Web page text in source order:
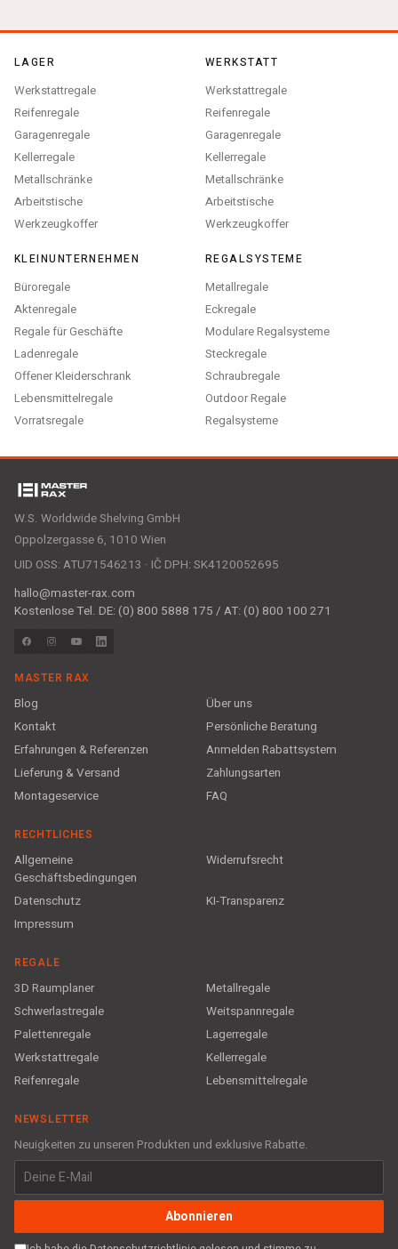
LAGER
Werkstattregale
Reifenregale
Garagenregale
Kellerregale
Metallschränke
Arbeitstische
Werkzeugkoffer
WERKSTATT
Werkstattregale
Reifenregale
Garagenregale
Kellerregale
Metallschränke
Arbeitstische
Werkzeugkoffer
KLEINUNTERNEHMEN
Büroregale
Aktenregale
Regale für Geschäfte
Ladenregale
Offener Kleiderschrank
Lebensmittelregale
Vorratsregale
REGALSYSTEME
Metallregale
Eckregale
Modulare Regalsysteme
Steckregale
Schraubregale
Outdoor Regale
Regalsysteme
W.S. Worldwide Shelving GmbH
Oppolzergasse 6, 1010 Wien
UID OSS: ATU71546213 · IČ DPH: SK4120052695
hallo@master-rax.com
Kostenlose Tel. DE: (0) 800 5888 175 / AT: (0) 800 100 271
MASTER RAX
Blog
Über uns
Kontakt
Persönliche Beratung
Erfahrungen & Referenzen
Anmelden Rabattsystem
Lieferung & Versand
Zahlungsarten
Montageservice
FAQ
RECHTLICHES
Allgemeine
Geschäftsbedingungen
Widerrufsrecht
Datenschutz
KI-Transparenz
Impressum
REGALE
3D Raumplaner
Metallregale
Schwerlastregale
Weitspannregale
Palettenregale
Lagerregale
Werkstattregale
Kellerregale
Reifenregale
Lebensmittelregale
NEWSLETTER
Neuigkeiten zu unseren Produkten und exklusive Rabatte.
Abonnieren